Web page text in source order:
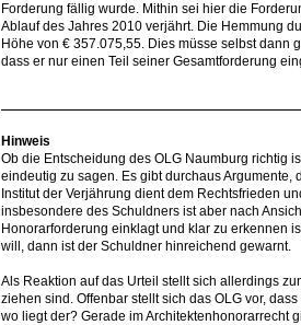
Forderung fällig wurde. Mithin sei hier die
Ablauf des Jahres 2010 verjährt. Die Hemmung
Höhe von € 357.075,55. Dies müsse selbst dann
dass er nur einen Teil seiner Gesamtforderung
Hinweis
Ob die Entscheidung des OLG Naumburg richtig
eindeutig zu sagen. Es gibt durchaus
Institut der Verjährung dient dem Rechtsfrieden
insbesondere des Schuldners ist aber nach
Honorarforderung einklagt und klar zu erkennen
will, dann ist der Schuldner hinreichend gewarnt.
Als Reaktion auf das Urteil stellt sich allerdings
ziehen sind. Offenbar stellt sich das OLG vor,
wo liegt der? Gerade im Architektenhonorarrecht